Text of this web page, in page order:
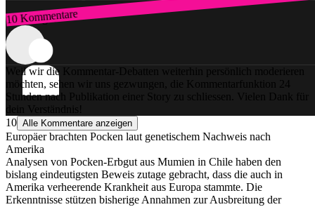
10 Kommentare
Zum Login
Weil wir die Kommentar-Debatten weiterhin persönlich moderieren
möchten, sehen wir uns gezwungen, die Kommentarfunktion 24
Stunden nach Publikation einer Story zu schliessen. Vielen Dank für
dein Verständnis!
10 Alle Kommentare anzeigen
Europäer brachten Pocken laut genetischem Nachweis nach
Amerika
Analysen von Pocken-Erbgut aus Mumien in Chile haben den
bislang eindeutigsten Beweis zutage gebracht, dass die auch in
Amerika verheerende Krankheit aus Europa stammte. Die
Erkenntnisse stützen bisherige Annahmen zur Ausbreitung der